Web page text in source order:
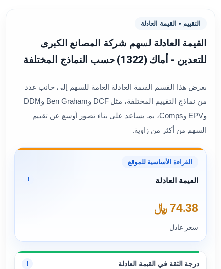
التقييم • القيمة العادلة
القيمة العادلة لسهم شركة المصانع الكبرى
للتعدين - أماك (1322) حسب النماذج المختلفة
يعرض هذا القسم القيمة العادلة العامة للسهم إلى جانب عدد
من نماذج التقييم المختلفة، مثل DCF وBen Graham وDDM
وEPV وComps، بما يساعد على بناء تصور أوسع عن تقييم
السهم من أكثر من زاوية.
القراءة الأساسية للموقع
القيمة العادلة !
74.38 ﷼
سعر عادل
درجة الثقة في القيمة العادلة !